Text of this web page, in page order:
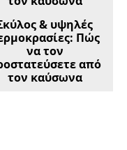
& υψηλές
Πώς
να τον
από
τον καύσωνα